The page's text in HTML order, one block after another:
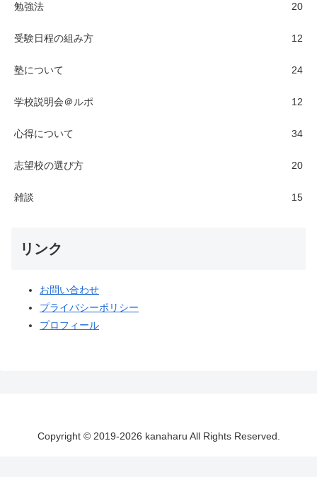
勉強法 20
受験日程の組み方 12
塾について 24
学校説明会＠ルポ 12
心得について 34
志望校の選び方 20
雑談 15
リンク
お問い合わせ
プライバシーポリシー
プロフィール
Copyright © 2019-2026 kanaharu All Rights Reserved.